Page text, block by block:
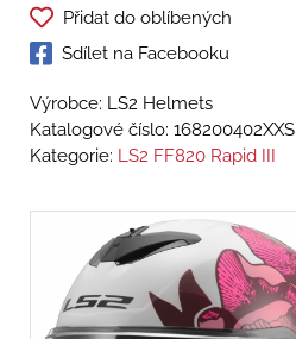
Přidat do oblíbených
Sdílet na Facebooku
Výrobce: LS2 Helmets
Katalogové číslo: 168200402XXS
Kategorie: LS2 FF820 Rapid III